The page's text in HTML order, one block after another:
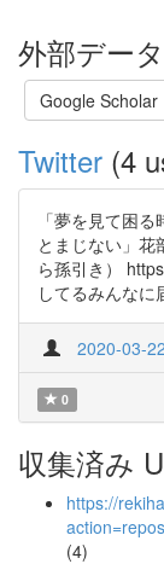
外部デー
Google Scholar
Twitter (4
「夢を見て困
とまじない」
ら孫引き）
してるみんなに
2020-03-
0
収集済み
https://
(4)